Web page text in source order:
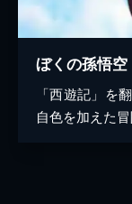
ぼくの孫悟空
「西遊記」を
自色を加えた